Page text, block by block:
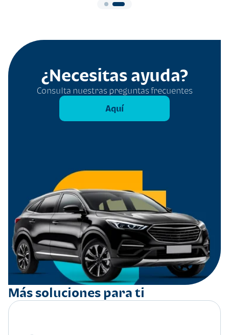
¿Necesitas ayuda?
Consulta nuestras preguntas frecuentes
Aquí
Más soluciones para ti